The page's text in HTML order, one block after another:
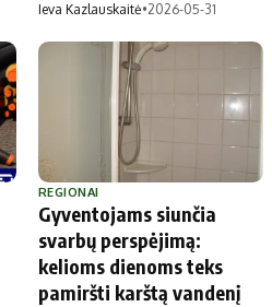
Ieva Kazlauskaitė•2026-05-31
REGIONAI
Gyventojams siunčia
svarbų perspėjimą:
kelioms dienoms teks
pamiršti karštą vandenį